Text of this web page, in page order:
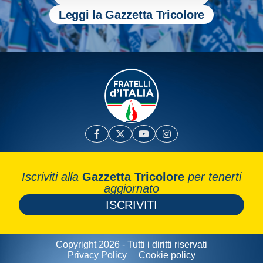
Leggi la Gazzetta Tricolore
Iscriviti alla Gazzetta Tricolore per tenerti
aggiornato
ISCRIVITI
Copyright 2026 - Tutti i diritti riservati
Privacy Policy
Cookie policy